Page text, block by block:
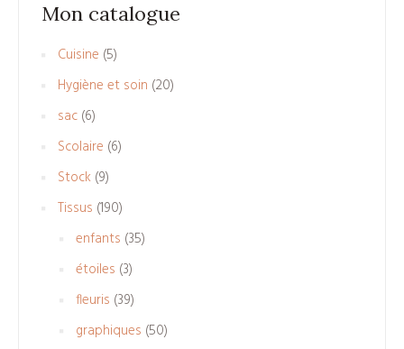
Mon catalogue
Cuisine 55
produits
Hygiène et soin 2020
sac 66
produits
Scolaire 66
Stock 99
produits
Tissus 190190
produits
enfants 3535
étoiles 33
produits
fleuris 3939
produits
graphiques 5050